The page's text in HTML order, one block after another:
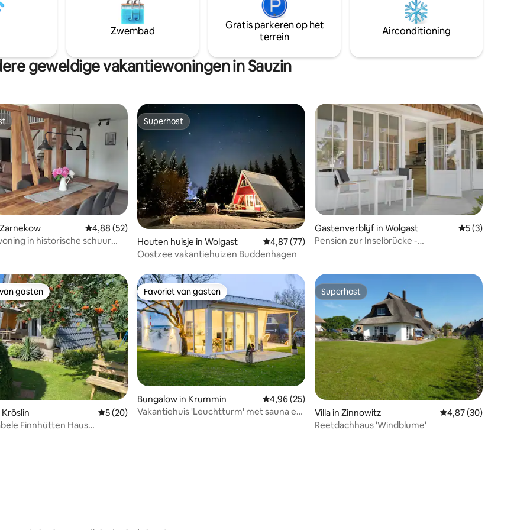
Usedom, evenals
E-Auto Ladestationen und auch
Parkplätze sind ausreichend und ...
Stadträdern, die du kostenlos nutzen
kannst.
Zwembad
Gratis parkeren op het
terrein
Airconditioning
geweldige vakantiewoningen in Sauzin
van 5 uit 5, 4 recensiesGemiddelde beoordeling van 4,88 uit 5, 52 recensies
4,88 (52)
in historische schuur
Superhost
Superhost
Houten huisje in Wolgast Gemiddelde beoordeling van 4,87 uit 5, 77 recensies
4,87 (77)
Oostzee vakantiehuizen Buddenhagen
Gastenverblijf in Wolgast Gemiddelde
5 (3)
Pension zur Inselbrücke -
van 5 uit 5, 6 recensies
gasten
gasten
Gemiddelde beoordeling van 5 uit 5, 20 recensies
5 (20)
Finnhütten Haus
Favoriet van gasten
Favoriet van gasten
Bungalow in Krummin Gemiddelde beoordeling van 4,96 uit 5, 25 recensies
4,96 (25)
Vakantiehuis 'Leuchtturm' met sauna en
Superhost
Superhost
Villa in Zinnowitz Gemiddelde
4,87 (30)
Reetdachhaus 'Windblume'